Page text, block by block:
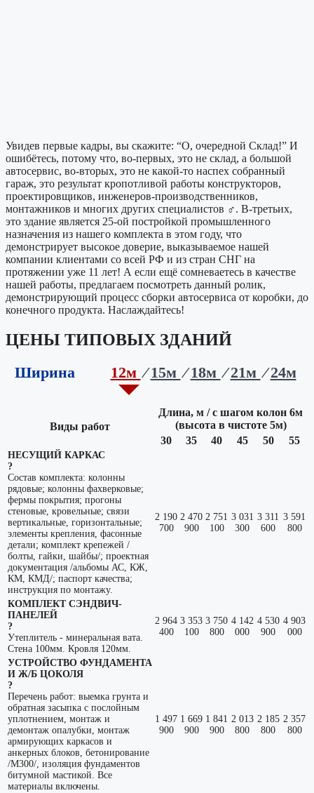
Увидев первые кадры, вы скажите: “О, очередной Склад!” И
ошибётесь, потому что, во-первых, это не склад, а большой
автосервис, во-вторых, это не какой-то наспех собранный
гараж, это результат кропотливой работы конструкторов,
проектировщиков, инженеров-производственников,
монтажников и многих других специалистов ‍♂️‍‍. В-третьих,
это здание является 25-ой постройкой промышленного
назначения из нашего комплекта в этом году, что
демонстрирует высокое доверие, выказываемое нашей
компании клиентами со всей РФ и из стран СНГ на
протяжении уже 11 лет! А если ещё сомневаетесь в качестве
нашей работы, предлагаем посмотреть данный ролик,
демонстрирующий процесс сборки автосервиса от коробки, до
конечного продукта. Наслаждайтесь!
ЦЕНЫ ТИПОВЫХ ЗДАНИЙ
Ширина 12м 15м 18м 21м 24м
Виды работ
Длина, м / с шагом колон 6м
(высота в чистоте 5м)
30
35 40 45 50 55
НЕСУЩИЙ КАРКАС
?
Состав комплекта: колонны
рядовые; колонны фахверковые;
фермы покрытия; прогоны
стеновые, кровельные; связи
вертикальные, горизонтальные;
элементы крепления, фасонные
детали; комплект крепежей /
болты, гайки, шайбы/; проектная
документация /альбомы АС, КЖ,
КМ, КМД/; паспорт качества;
инструкция по монтажу.
2 190
700
2 470
900
2 751
100
3 031
300
3 311
600
3 591
800
КОМПЛЕКТ СЭНДВИЧ-
ПАНЕЛЕЙ
?
Утеплитель - минеральная вата.
Стена 100мм. Кровля 120мм.
2 964
400
3 353
100
3 750
800
4 142
000
4 530
900
4 903
000
УСТРОЙСТВО ФУНДАМЕНТА
И Ж/Б ЦОКОЛЯ
?
Перечень работ: выемка грунта и
обратная засыпка с послойным
уплотнением, монтаж и
демонтаж опалубки, монтаж
армирующих каркасов и
анкерных блоков, бетонирование
/М300/, изоляция фундаментов
битумной мастикой. Все
материалы включены.
1 497
900
1 669
900
1 841
900
2 013
800
2 185
800
2 357
800